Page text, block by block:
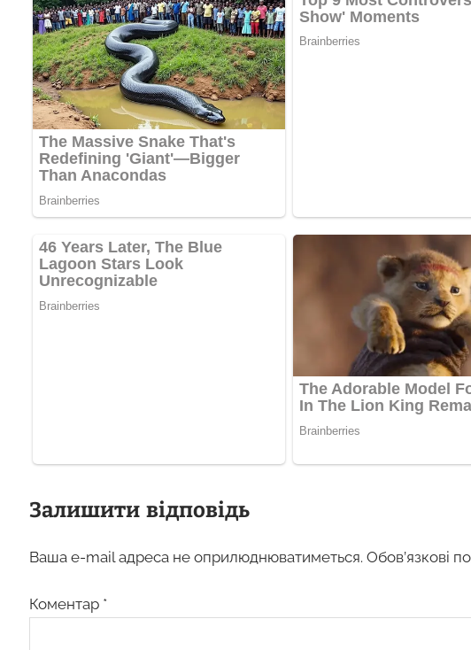
Залишити відповідь
Ваша e-mail адреса не оприлюднюватиметься. Обов’язкові
Коментар *